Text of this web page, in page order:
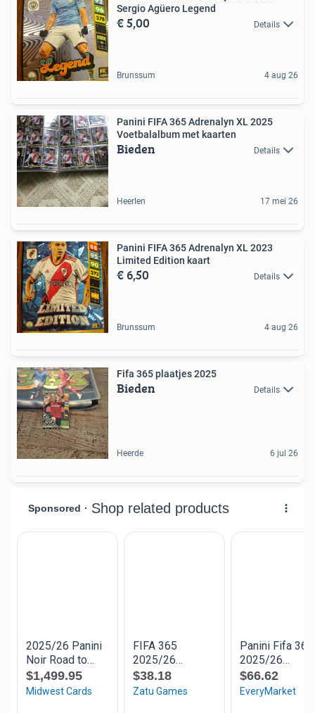
Sergio Agüero Legend
€ 5,00 Details
Brunssum 4 aug 26
Panini FIFA 365 Adrenalyn XL 2025
Voetbalalbum met kaarten
Bieden Details
Heerlen 17 mei 26
Panini FIFA 365 Adrenalyn XL 2023
Limited Edition kaart
€ 6,50 Details
Brunssum 4 aug 26
Fifa 365 plaatjes 2025
Bieden Details
Heerde 6 jul 26